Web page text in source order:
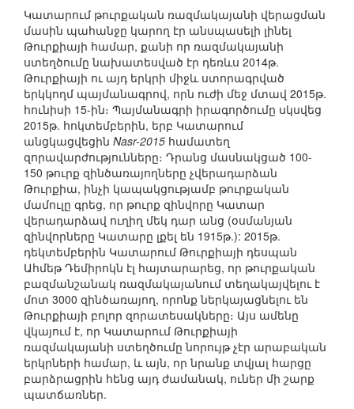
Կատարում թուրքական ռազմակայանի վերացման
մասին պահանջը կարող էր անսպասելի լինել
Թուրքիայի համար, քանի որ ռազմակայանի
ստեղծումը նախատեսված էր դեռևս 2014թ.
Թուրքիայի ու այդ երկրի միջև ստորագրված
երկկողմ պայմանագրով, որն ուժի մեջ մտավ 2015թ.
հունիսի 15-ին։ Պայմանագրի իրագործումը սկսվեց
2015թ. հոկտեմբերին, երբ Կատարում
անցկացվեցին Nasr-2015 համատեղ
զորավարժությունները։ Դրանց մասնակցած 100-
150 թուրք զինծառայողները չվերադարձան
Թուրքիա, ինչի կապակցությամբ թուրքական
մամուլը գրեց, որ թուրք զինվորը Կատար
վերադարձավ ուղիղ մեկ դար անց (օսմանյան
զինվորները Կատարը լքել են 1915թ.): 2015թ.
դեկտեմբերին Կատարում Թուրքիայի դեսպան
Ահմեթ Դեմիրոկն էլ հայտարարեց, որ թուրքական
բազմանշանակ ռազմակայանում տեղակայվելու է
մոտ 3000 զինծառայող, որոնք ներկայացնելու են
Թուրքիայի բոլոր զորատեսակները։ Այս ամենը
վկայում է, որ Կատարում Թուրքիայի
ռազմակայանի ստեղծումը նորույթ չէր արաբական
երկրների համար, և այն, որ նրանք տվյալ հարցը
բարձրացրին հենց այդ ժամանակ, ուներ մի շարք
պատճառներ.